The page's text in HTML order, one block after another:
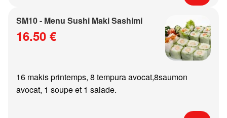
SM10 - Menu Sushi Maki Sashimi
16.50 €
16 makis printemps, 8 tempura avocat,8saumon
avocat, 1 soupe et 1 salade.